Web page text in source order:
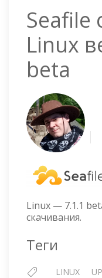
Seafile
Linux
beta
Linux — 7.1.1
скачивания.
Теги
LINUX